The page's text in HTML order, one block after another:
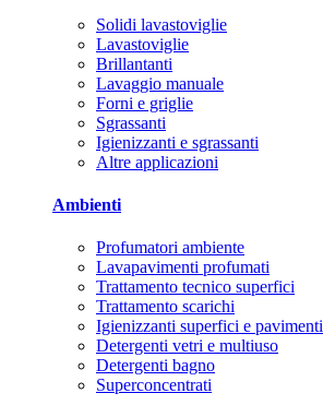
Solidi lavastoviglie
Lavastoviglie
Brillantanti
Lavaggio manuale
Forni e griglie
Sgrassanti
Igienizzanti e sgrassanti
Altre applicazioni
Ambienti
Profumatori ambiente
Lavapavimenti profumati
Trattamento tecnico superfici
Trattamento scarichi
Igienizzanti superfici e pavimenti
Detergenti vetri e multiuso
Detergenti bagno
Superconcentrati